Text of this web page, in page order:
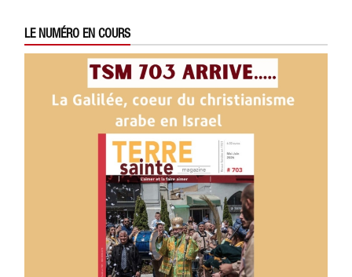
LE NUMÉRO EN COURS